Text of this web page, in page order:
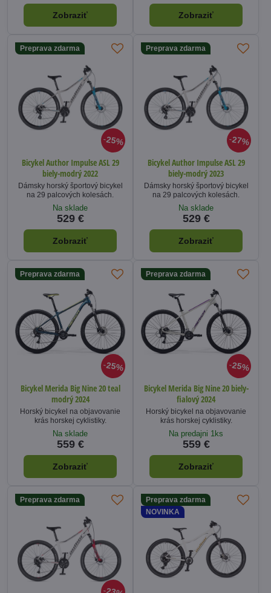
Zobraziť Zobraziť
25%
Preprava zdarma
Bicykel Author Impulse ASL 29
biely-modrý 2022
Dámsky horský športový bicykel
na 29 palcových kolesách.
Na sklade
529 €
Zobraziť
27%
Preprava zdarma
Bicykel Author Impulse ASL 29
biely-modrý 2023
Dámsky horský športový bicykel
na 29 palcových kolesách.
Na sklade
529 €
Zobraziť
25%
Preprava zdarma
Bicykel Merida Big Nine 20 teal
modrý 2024
Horský bicykel na objavovanie
krás horskej cyklistiky.
Na sklade
559 €
Zobraziť
25%
Preprava zdarma
Bicykel Merida Big Nine 20 biely-
fialový 2024
Horský bicykel na objavovanie
krás horskej cyklistiky.
Na predajni 1ks
559 €
Zobraziť
Preprava zdarma
Preprava zdarma
NOVINKA